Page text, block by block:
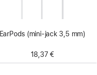
EarPods (mini-jack 3,5 mm)
18,37 €